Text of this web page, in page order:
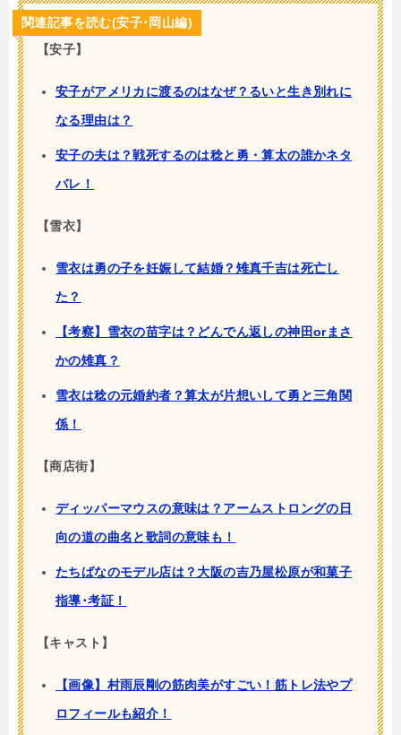
関連記事を読む(安子･岡山編)
【安子】
安子がアメリカに渡るのはなぜ？るいと生き別れに
なる理由は？
安子の夫は？戦死するのは稔と勇・算太の誰かネタ
バレ！
【雪衣】
雪衣は勇の子を妊娠して結婚？雉真千吉は死亡し
た？
【考察】雪衣の苗字は？どんでん返しの神田orまさ
かの雉真？
雪衣は稔の元婚約者？算太が片想いして勇と三角関
係！
【商店街】
ディッパーマウスの意味は？アームストロングの日
向の道の曲名と歌詞の意味も！
たちばなのモデル店は？大阪の吉乃屋松原が和菓子
指導･考証！
【キャスト】
【画像】村雨辰剛の筋肉美がすごい！筋トレ法やプ
ロフィールも紹介！